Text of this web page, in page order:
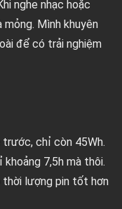
nghe nhạc hoặc
mỏng. Mình khuyên
để có trải nghiệm
chỉ còn 45Wh.
7,5h mà thôi.
thời lượng pin tốt hơn